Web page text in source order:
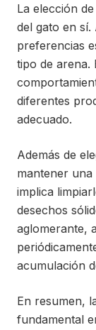
La elección
del gato en
preferencias
tipo de arena.
diferentes
adecuado.
Además de
mantener una
implica
desechos
aglomerante,
acumulación
En resumen,
fundamental